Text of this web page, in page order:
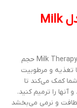
شامپو بیومونتی Biomonti مدل Milk
بیومونتی Biomonti مدل Milk Therapy حجم
تغذیه و مرطوبیت
کمک می‌کند تا
را ترمیم کنید.
لطافت و نرمی می‌بخشد